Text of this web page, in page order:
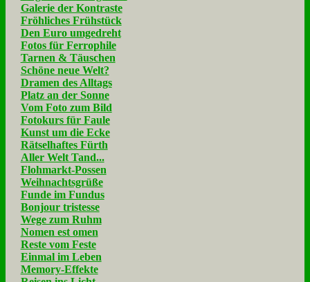
Galerie der Kontraste
Fröhliches Frühstück
Den Euro umgedreht
Fotos für Ferrophile
Tarnen & Täuschen
Schöne neue Welt?
Dramen des Alltags
Platz an der Sonne
Vom Foto zum Bild
Fotokurs für Faule
Kunst um die Ecke
Rätselhaftes Fürth
Aller Welt Tand...
Flohmarkt-Possen
Weihnachtsgrüße
Funde im Fundus
Bonjour tristesse
Wege zum Ruhm
Nomen est omen
Reste vom Feste
Einmal im Leben
Memory-Effekte